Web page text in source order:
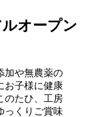
オープン
加や無農薬の
お子様に健康
のたひ、工房
っくりご賞味